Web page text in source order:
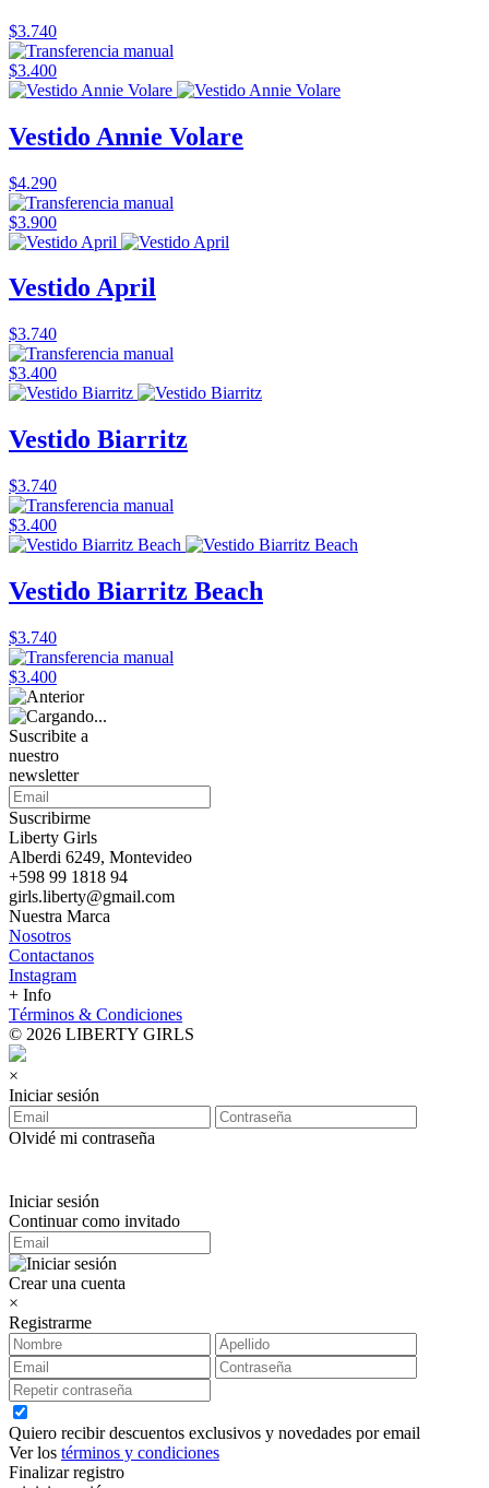
$3.740
$3.400
Vestido Annie Volare
$4.290
$3.900
Vestido April
$3.740
$3.400
Vestido Biarritz
$3.740
$3.400
Vestido Biarritz Beach
$3.740
$3.400
Suscribite a
nuestro
newsletter
Suscribirme
Liberty Girls
Alberdi 6249, Montevideo
+598 99 1818 94
girls.liberty@gmail.com
Nuestra Marca
Nosotros
Contactanos
Instagram
+ Info
Términos & Condiciones
© 2026 LIBERTY GIRLS
×
Iniciar sesión
Olvidé mi contraseña
Iniciar sesión
Continuar como invitado
Crear una cuenta
×
Registrarme
Quiero recibir descuentos exclusivos y novedades por email
Ver los términos y condiciones
Finalizar registro